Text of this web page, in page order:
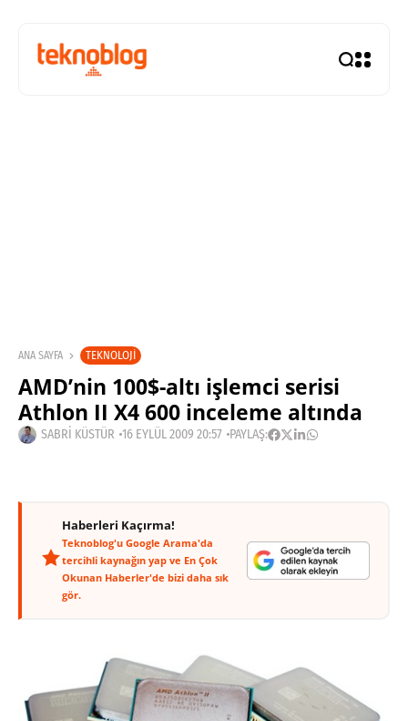
ANA SAYFA TEKNOLOJI
AMD’nin 100$-altı işlemci serisi
Athlon II X4 600 inceleme altında
SABRI KÜSTÜR 16 EYLÜL 2009 20:57 PAYLAŞ:
Haberleri Kaçırma!
Teknoblog'u Google Arama'da
tercihli kaynağın yap ve En Çok
Okunan Haberler'de bizi daha sık
gör.